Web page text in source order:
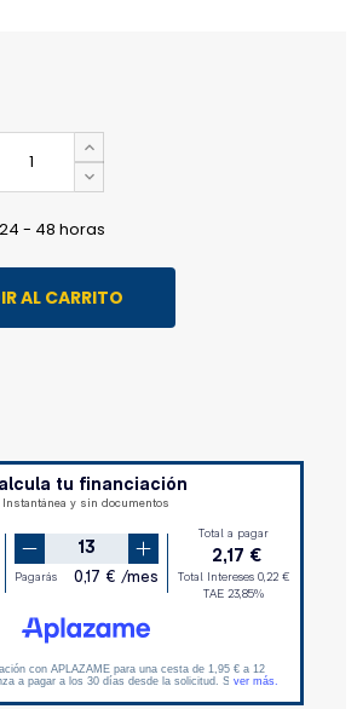
- 48 horas
AL CARRITO